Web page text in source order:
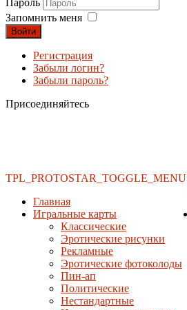
Пароль
Запомнить меня
Войти
Регистрация
Забыли логин?
Забыли пароль?
Присоединяйтесь
TPL_PROTOSTAR_TOGGLE_MENU
Главная
Игральные карты
Классические
Эротические рисунки
Рекламные
Эротические фотоколоды
Пин-ап
Политические
Нестандартные